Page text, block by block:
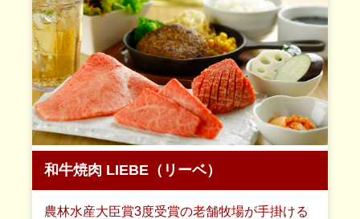
和牛焼肉 LIEBE（リーベ）
農林水産大臣賞3度受賞の老舗牧場が手掛ける